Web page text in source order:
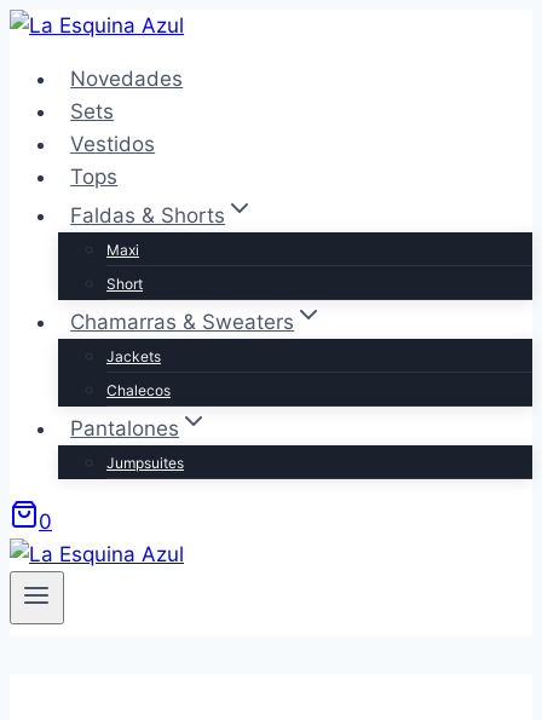
Saltar
contenidoNovedades
Sets
Vestidos
Tops
Faldas & Shorts
Maxi
Short
Chamarras & Sweaters
Jackets
Chalecos
Pantalones
Jumpsuites
0